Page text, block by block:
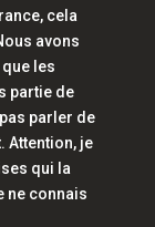
cela
avons
les
partie de
parler de
Attention, je
qui la
ne connais